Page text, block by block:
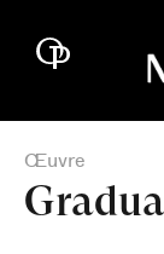
Œuvre